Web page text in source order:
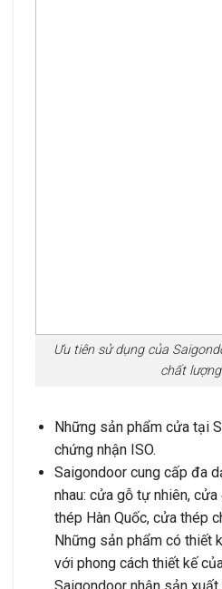
Ưu tiên sử dụng của
chất
Những sản phẩm cửa tại
chứng nhận ISO.
Saigondoor cung cấp đa
nhau: cửa gỗ tự nhiên,
thép Hàn Quốc, cửa thép
Những sản phẩm có thiết
với phong cách thiết kế